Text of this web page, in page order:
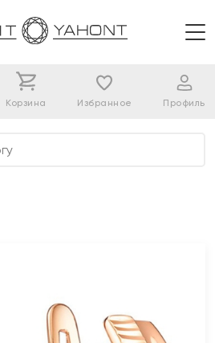
Корзина Избранное Профиль